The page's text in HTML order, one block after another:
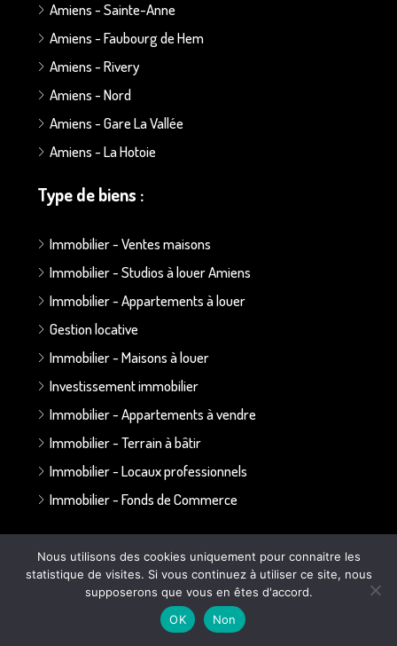
Amiens - Sainte-Anne
Amiens - Faubourg de Hem
Amiens - Rivery
Amiens - Nord
Amiens - Gare La Vallée
Amiens - La Hotoie
Type de biens :
Immobilier - Ventes maisons
Immobilier - Studios à louer Amiens
Immobilier - Appartements à louer
Gestion locative
Immobilier - Maisons à louer
Investissement immobilier
Immobilier - Appartements à vendre
Immobilier - Terrain à bâtir
Immobilier - Locaux professionnels
Immobilier - Fonds de Commerce
Annonces par secteur :
Secteur Bapaume - Albert
Nous utilisons des cookies uniquement pour connaitre les
statistique de visites. Si vous continuez à utiliser ce site, nous
supposerons que vous en êtes d'accord.
OK
Non